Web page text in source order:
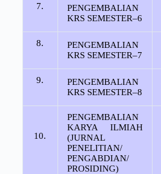
7.
PENGEMBALIAN
KRS SEMESTER–6
8.
PENGEMBALIAN
KRS SEMESTER–7
9.
PENGEMBALIAN
KRS SEMESTER–8
10.
PENGEMBALIAN
KARYA ILMIAH
(JURNAL
PENELITIAN/
PENGABDIAN/
PROSIDING)